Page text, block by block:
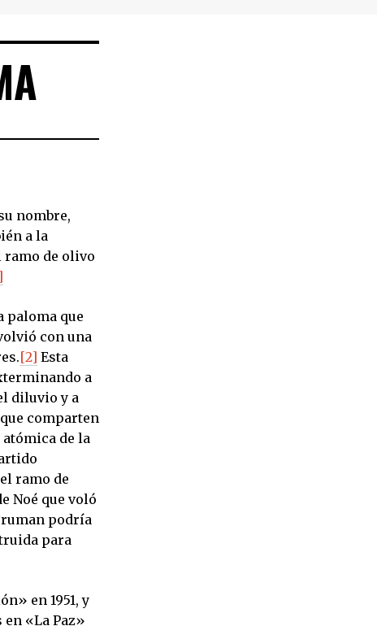
nombre,
a la
ramo de olivo
paloma que
con una
[2] Esta
a
diluvio y a
comparten
de la
ramo de
Noé que voló
podría
para
en 1951, y
«La Paz»